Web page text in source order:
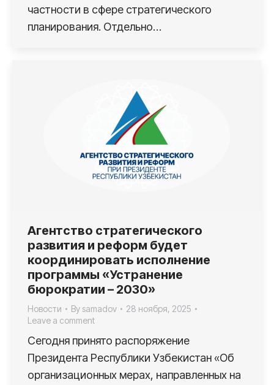
частности в сфере стратегического
планирования. Отдельно…
Агентство стратегического
развития и реформ будет
координировать исполнение
программы «Устранение
бюрократии – 2030»
Новости By samadov
28 ноября, 2025
Leave a comment
Сегодня принято распоряжение
Президента Республики Узбекистан «Об
организационных мерах, направленных на